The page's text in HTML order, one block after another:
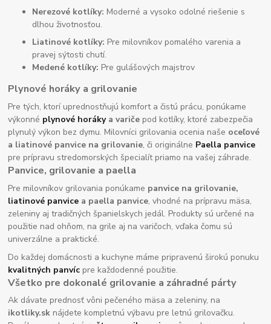
Nerezové kotlíky: Moderné a vysoko odolné riešenie s
dlhou životnosťou.
Liatinové kotlíky: Pre milovníkov pomalého varenia a
pravej sýtosti chutí.
Medené kotlíky: Pre gulášových majstrov
Plynové horáky a grilovanie
Pre tých, ktorí uprednostňujú komfort a čistú prácu, ponúkame
výkonné plynové horákya variče pod kotlíky, ktoré zabezpečia
plynulý výkon bez dymu. Milovníci grilovania ocenia naše oceľové
a liatinové panvice na grilovanie, či originálne Paella panvice
pre prípravu stredomorských špecialít priamo na vašej záhrade.
Panvice, grilovanie a paella
Pre milovníkov grilovania ponúkame panvice na grilovanie,
liatinové panvice a paella panvice, vhodné na prípravu mäsa,
zeleniny aj tradičných španielskych jedál. Produkty sú určené na
použitie nad ohňom, na grile aj na varičoch, vďaka čomu sú
univerzálne a praktické.
Do každej domácnosti a kuchyne máme pripravenú širokú ponuku
kvalitných panvíc pre každodenné použitie.
Všetko pre dokonalé grilovanie a záhradné párty
Ak dávate prednosť vôni pečeného mäsa a zeleniny, na
ikotliky.sk nájdete kompletnú výbavu pre letnú grilovačku.